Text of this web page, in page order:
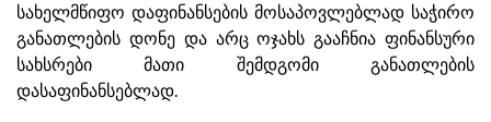
სახელმწიფო დაფინანსების მოსაპოვლებლად საჭირო
განათლების დონე და არც ოჯახს გააჩნია ფინანსური
სახსრები მათი შემდგომი განათლების
დასაფინანსებლად.